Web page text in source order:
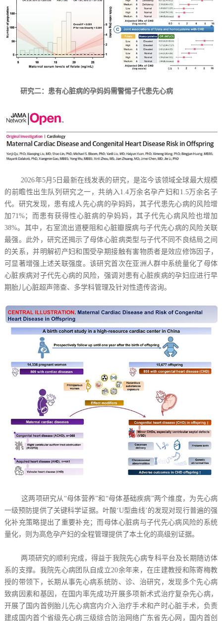
研究二：患有心脏病的孕妈妈需警惕子代患先心病
2026年5月5日最新在线发表的研究，是迄今该领域全球最大规模
的前瞻性出生队列研究之一，共纳入1.4万余名孕产妇和1.5万余名子
代。研究发现，患有成人先心病的孕妈妈，其子代患先心病的风险增
加71%；而患有获得性心脏病的孕妈妈，其子代先心病风险也增加
38%。其中，右室流出道梗阻和心脏瓣膜病与子代先心病的风险关联
最强。此外，研究还揭示了母体心脏病类型与子代不同不良结局之间
的关系，并明解初产妇和围受孕期接触有害物质者是效应修饰因子，
可显著增强上述关联强度。该研究首次在亚洲人群中系统量化了母体
心脏疾病对子代先心病的风险，强调对患有心脏疾病的孕妇应进行早
期胎儿心脏超声筛查、多学科管理及针对性遗传咨询。
这两项研究从“母体营养”和“母体基础疾病”两个维度，为先心病
一级预防提供了关键科学证据。叶酸‘U型曲线’的发现对现行普遍的强
化补充策略提出了重要补充；而母体心脏病与子代先心病风险的系统
量化，则为高危孕产妇的全程管理提供了本土化的高级别证据。
两项研究的顺利完成，得益于我院先心病专科平台及长期随访体
系的支撑。我院先心病团队自成立20余年来，在庄建教授和陈寄梅教
授的带领下，长期从事先心病系统防、诊、治研究，发现多个先心病
致病因素和基因，在国内率先成功开展多项新术式治疗复杂先心病，
开展了国内首例胎儿先心病宫内介入治疗手术和产时心脏手术，负责
建成国内首个省级先心病三级综合防治网络广东省先心网，国内首创